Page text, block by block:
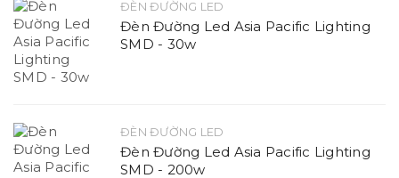
ĐÈN ĐƯỜNG LED
Đèn Đường Led Asia Pacific Lighting
SMD - 30w
ĐÈN ĐƯỜNG LED
Đèn Đường Led Asia Pacific Lighting
SMD - 200w